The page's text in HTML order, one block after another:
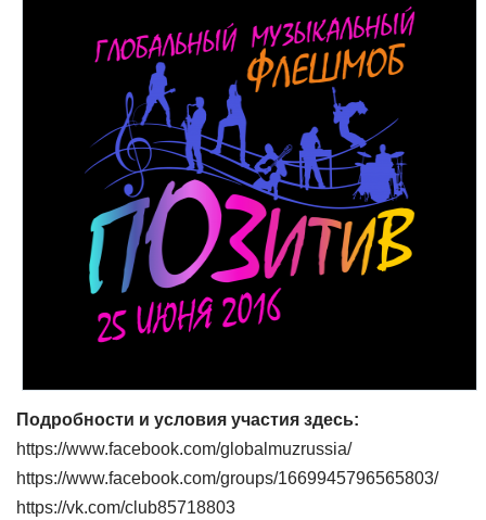
Подробности и условия участия здесь:
https://www.facebook.com/globalmuzrussia/
https://www.facebook.com/groups/1669945796565803/
https://vk.com/club85718803